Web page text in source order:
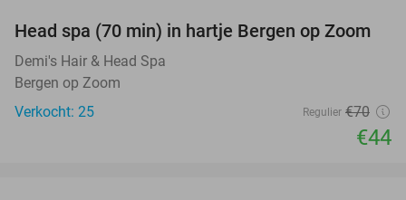
37%
Head spa (70 min) in hartje Bergen op Zoom
Demi's Hair & Head Spa
Bergen op Zoom
Verkocht: 25
Regulier €70
€44